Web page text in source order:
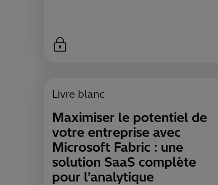
Livre blanc
Maximiser le potentiel de
votre entreprise avec
Microsoft Fabric : une
solution SaaS complète
pour l’analytique